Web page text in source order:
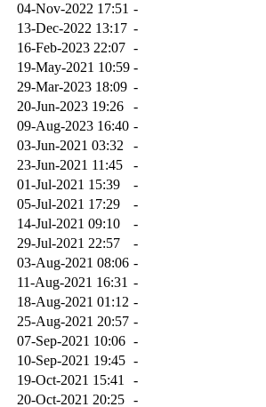
04-Nov-2022 17:51 -
13-Dec-2022 13:17 -
16-Feb-2023 22:07 -
19-May-2021 10:59 -
29-Mar-2023 18:09 -
20-Jun-2023 19:26
-
09-Aug-2023 16:40 -
03-Jun-2021 03:32
-
23-Jun-2021 11:45
-
01-Jul-2021 15:39
-
05-Jul-2021 17:29
-
14-Jul-2021 09:10
-
29-Jul-2021 22:57
-
03-Aug-2021 08:06 -
11-Aug-2021 16:31 -
18-Aug-2021 01:12 -
25-Aug-2021 20:57 -
07-Sep-2021 10:06 -
10-Sep-2021 19:45 -
19-Oct-2021 15:41
-
20-Oct-2021 20:25 -